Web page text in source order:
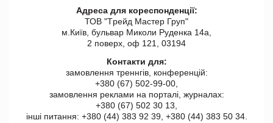
Адреса для кореспонденції:
ТОВ "Tрейд Мастер Груп"
м.Київ, бульвар Миколи Руденка 14а,
2 поверх, оф 121, 03194
Контакти для:
замовлення треннгів, конференцій:
+380 (67) 502-99-00,
замовлення реклами на порталі, журналах:
+380 (67) 502 30 13,
інші питання: +380 (44) 383 92 39, +380 (44) 383 50 34.